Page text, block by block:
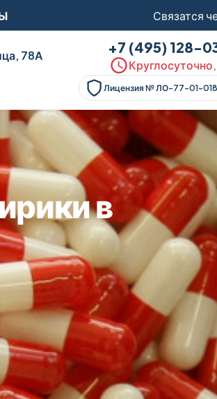
Связатся
78А +7 (495) 128-
Лицензия № ЛО-77-01-
в